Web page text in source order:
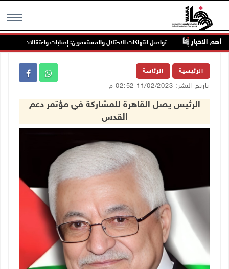
MENU أهم الاخبار تواصل انتهاكات الاحتلال والمستعمرين: إصابات واعتقالات واقتحامات
الرئيسية الرئاسة
تاريخ النشر: 11/02/2023 02:52 م
الرئيس يصل القاهرة للمشاركة في مؤتمر دعم
القدس